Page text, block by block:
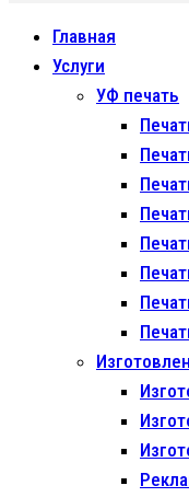
Главная
Услуги
УФ печать